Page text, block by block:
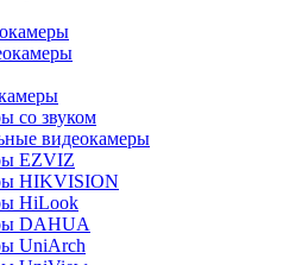
со звуком
видеокамеры
EZVIZ
HIKVISION
HiLook
DAHUA
UniArch